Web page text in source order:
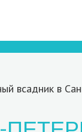
всадник в